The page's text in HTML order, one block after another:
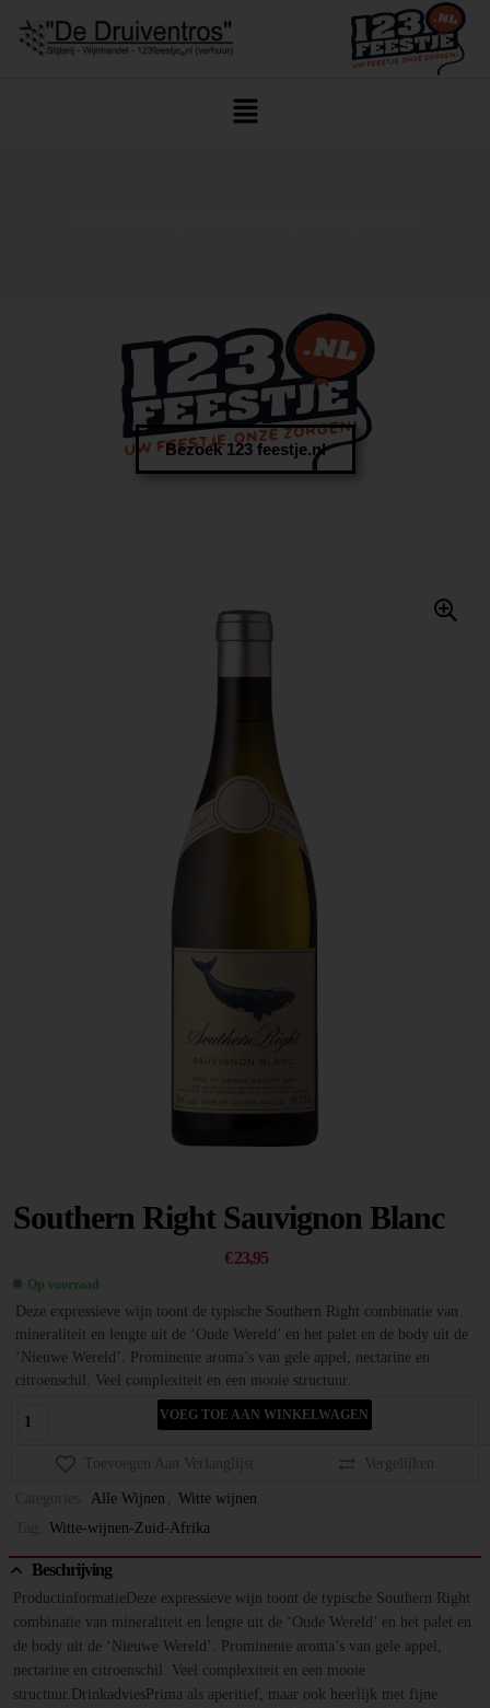
Bezoek 123 feestje.nl
Southern Right Sauvignon Blanc
€23,95
Op voorraad
Deze expressieve wijn toont de typische Southern Right combinatie van
mineraliteit en lengte uit de ‘Oude Wereld’ en het palet en de body uit de
‘Nieuwe Wereld’. Prominente aroma’s van gele appel, nectarine en
citroenschil. Veel complexiteit en een mooie structuur.
VOEG TOE AAN WINKELWAGEN
Toevoegen Aan Verlanglijst Vergelijken
Alle Wijnen
Witte wijnen
Witte-wijnen-Zuid-Afrika
Beschrijving
ProductinformatieDeze expressieve wijn toont de typische Southern Right
combinatie van mineraliteit en lengte uit de ‘Oude Wereld’ en het palet en
de body uit de ‘Nieuwe Wereld’. Prominente aroma’s van gele appel,
nectarine en citroenschil. Veel complexiteit en een mooie
structuur.DrinkadviesPrima als aperitief, maar ook heerlijk met fijne